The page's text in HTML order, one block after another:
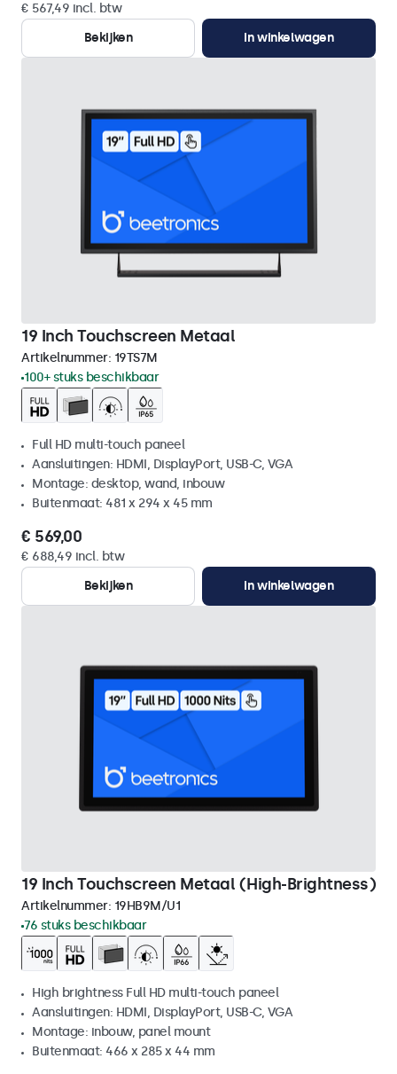
€ 567,49 incl. btw
Bekijken
In winkelwagen
19 Inch Touchscreen Metaal
Artikelnummer: 19TS7M
100+ stuks beschikbaar
Full HD multi-touch paneel
Aansluitingen: HDMI, DisplayPort, USB-C, VGA
Montage: desktop, wand, inbouw
Buitenmaat: 481 x 294 x 45 mm
€ 569,00
€ 688,49 incl. btw
Bekijken
In winkelwagen
19 Inch Touchscreen Metaal (High-Brightness)
Artikelnummer: 19HB9M/U1
76 stuks beschikbaar
High brightness Full HD multi-touch paneel
Aansluitingen: HDMI, DisplayPort, USB-C, VGA
Montage: inbouw, panel mount
Buitenmaat: 466 x 285 x 44 mm